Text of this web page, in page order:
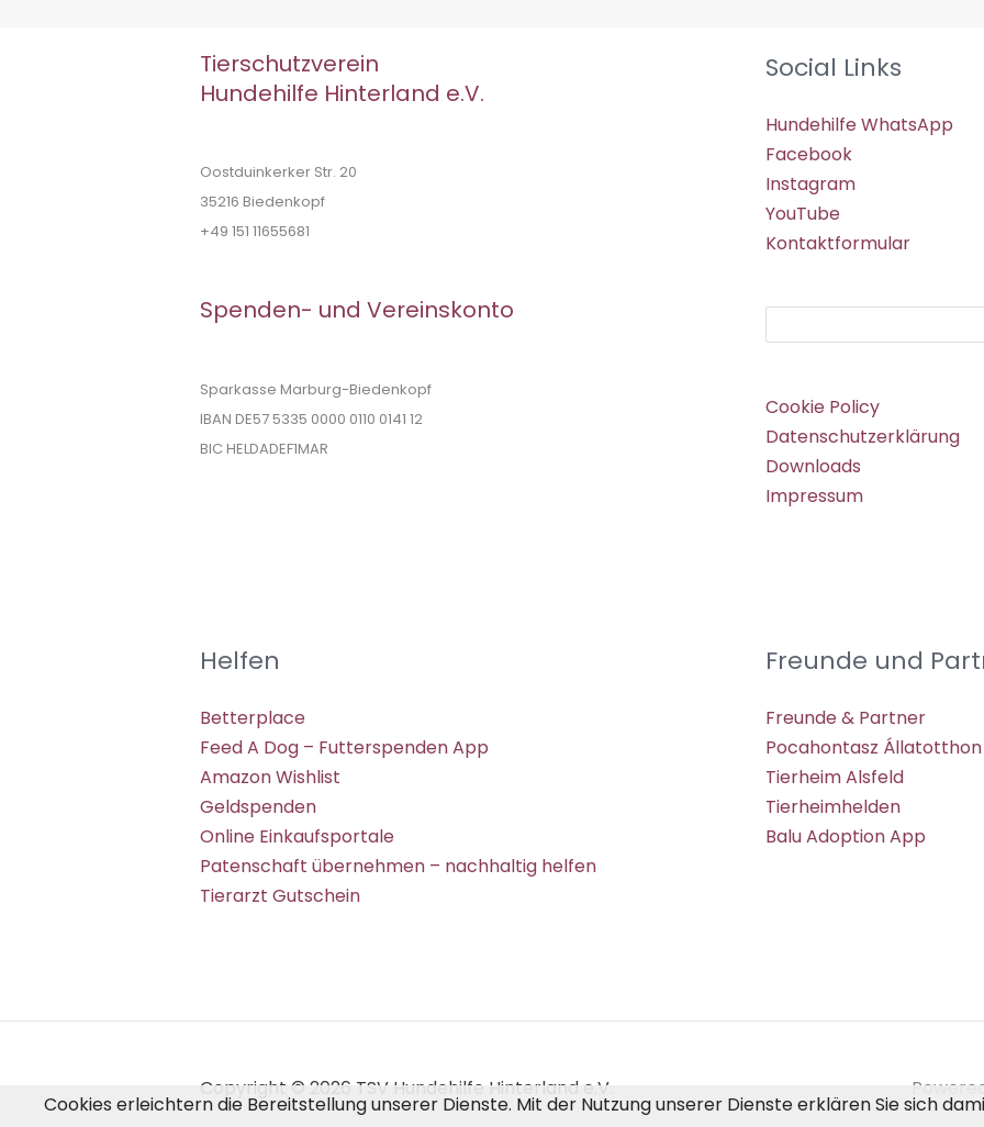
Tierschutzverein
Hundehilfe Hinterland e.V.
Oostduinkerker Str. 20
35216 Biedenkopf
+49 151 11655681
Spenden- und Vereinskonto
Sparkasse Marburg-Biedenkopf
IBAN DE57 5335 0000 0110 0141 12
BIC HELDADEF1MAR
Social Links
Hundehilfe WhatsApp
Facebook
Instagram
YouTube
Kontaktformular
Cookie Policy
Datenschutzerklärung
Downloads
Impressum
Helfen
Betterplace
Feed A Dog – Futterspenden App
Amazon Wishlist
Geldspenden
Online Einkaufsportale
Patenschaft übernehmen – nachhaltig helfen
Tierarzt Gutschein
Freunde und
Freunde & Partner
Pocahontasz Állatotthon
Tierheim Alsfeld
Tierheimhelden
Balu Adoption App
Copyright © 2026 TSV Hundehilfe Hinterland e.V.
Cookies erleichtern die Bereitstellung unserer Dienste. Mit der Nutzung unserer Dienste erklären Sie sich